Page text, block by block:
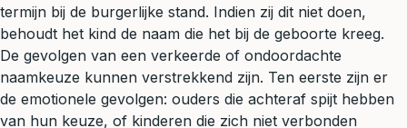
termijn bij de burgerlijke stand. Indien zij dit niet doen,
behoudt het kind de naam die het bij de geboorte kreeg.
De gevolgen van een verkeerde of ondoordachte
naamkeuze kunnen verstrekkend zijn. Ten eerste zijn er
de emotionele gevolgen: ouders die achteraf spijt hebben
van hun keuze, of kinderen die zich niet verbonden